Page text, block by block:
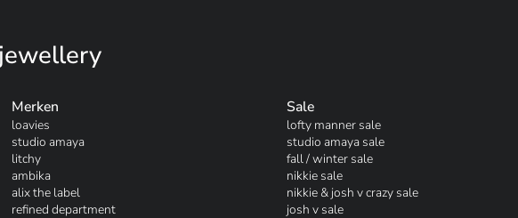
Merken
loavies
studio amaya
litchy
ambika
alix the label
refined department
Sale
lofty manner sale
studio amaya sale
fall / winter sale
nikkie sale
nikkie & josh v crazy sale
josh v sale